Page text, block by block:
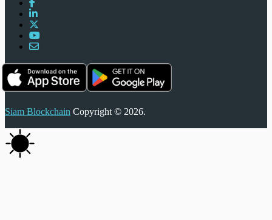
Siam Blockchain Copyright © 2026.